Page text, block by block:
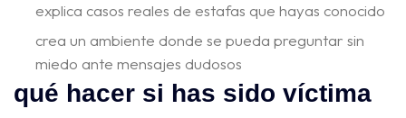
explica casos reales de estafas que hayas conocido
crea un ambiente donde se pueda preguntar sin
miedo ante mensajes dudosos
qué hacer si has sido víctima